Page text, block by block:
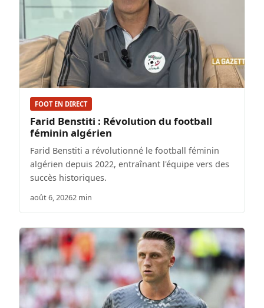
FOOT EN DIRECT
Farid Benstiti : Révolution du football
féminin algérien
Farid Benstiti a révolutionné le football féminin
algérien depuis 2022, entraînant l'équipe vers des
succès historiques.
août 6, 20262 min